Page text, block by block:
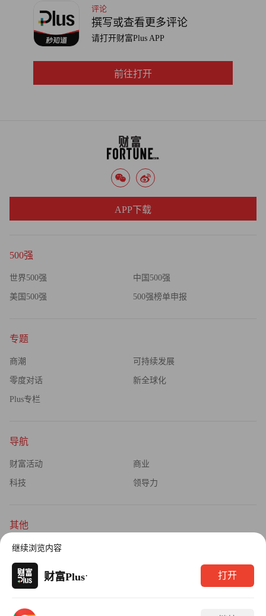
评论
撰写或查看更多评论
请打开财富Plus APP
前往打开
500强
世界500强 中国500强
美国500强 500强榜单申报
专题
商潮 可持续发展
零度对话 新全球化
Plus专栏
导航
财富活动 商业
科技 领导力
其他
杂志订阅
隐私政策
APP下载
Copyright © 2026财富媒体知识产权有限公司
继续浏览内容
财富Plus· 打开